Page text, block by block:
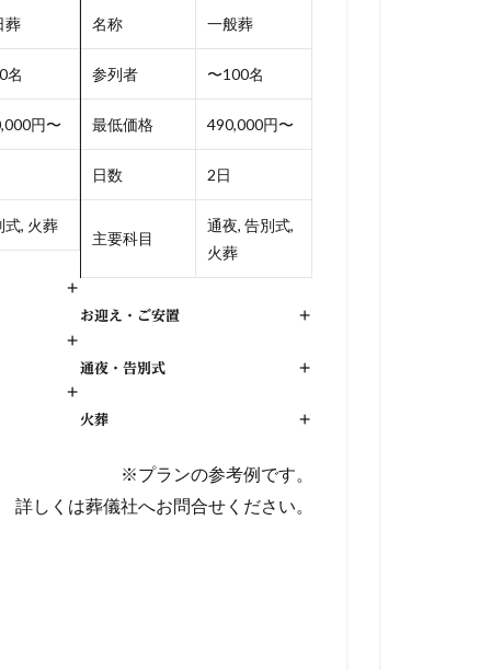
葬
名
円〜
式, 火葬
+
+
+
名称 一般葬
参列者 〜100名
最低価格 490,000円〜
日数 2日
主要科目
通夜, 告別式,
火葬
お迎え・ご安置 +
通夜・告別式 +
火葬 +
※プランの参考例です。
詳しくは葬儀社へお問合せください。